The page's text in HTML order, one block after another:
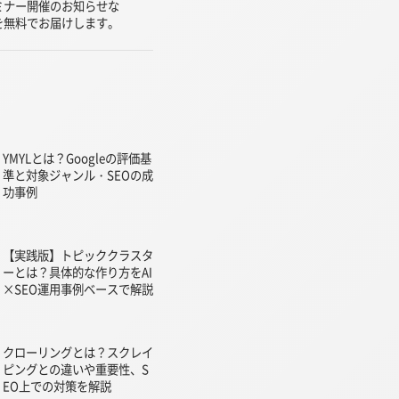
ー開催のお知らせな
料でお届けします。
YMYLとは？Googleの評価基
準と対象ジャンル・SEOの成
功事例
【実践版】トピッククラスタ
ーとは？具体的な作り方をAI
×SEO運用事例ベースで解説
クローリングとは？スクレイ
ピングとの違いや重要性、S
EO上での対策を解説